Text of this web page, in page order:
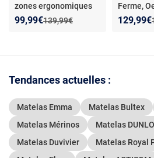
zones ergonomiques
Ancien prix :
139,99€
Nouveau prix :
99,99€
Réduction de :
Ferme,
zones
129,99€
Tendances actuelles :
Matelas Emma Matelas Bultex
Matelas Mérinos
Matelas
Matelas Duvivier
Matelas Royal